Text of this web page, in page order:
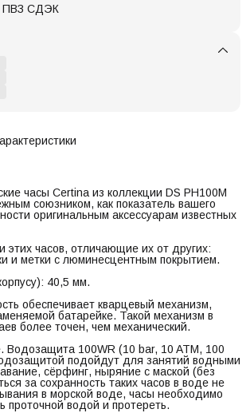
ПВЗ СДЭК
часы Certina из коллекции DS PH100M
союзником, как показатель вашего
оригинальным аксессуарам известных
часов, отличающие их от других:
и метки с люминесцентным покрытием.
40,5 мм.
обеспечивает кварцевый механизм,
батарейке. Такой механизм в
более точен, чем механический.
Водозащита 100WR (10 bar, 10 ATM, 100
подойдут для занятий водными
сёрфинг, ныряние с маской (без
за сохранность таких часов в воде не
в морской воде, часы необходимо
проточной водой и протереть.